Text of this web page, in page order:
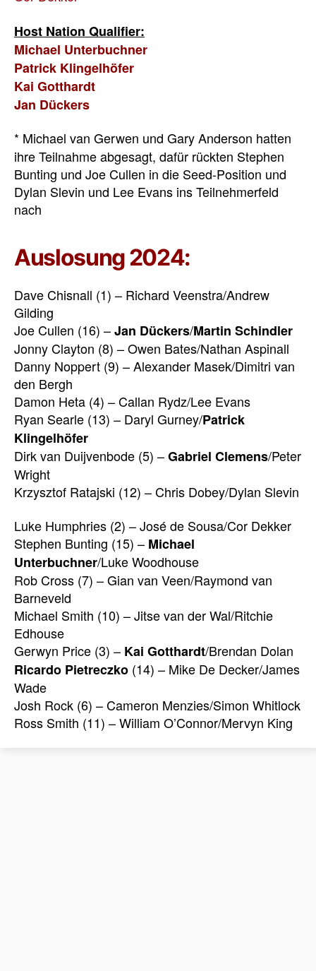
Host Nation Qualifier:
Michael Unterbuchner
Patrick Klingelhöfer
Kai Gotthardt
Jan Dückers
* Michael van Gerwen und Gary Anderson hatten
ihre Teilnahme abgesagt, dafür rückten Stephen
Bunting und Joe Cullen in die Seed-Position und
Dylan Slevin und Lee Evans ins Teilnehmerfeld
nach
Auslosung 2024:
Dave Chisnall (1) – Richard Veenstra/Andrew
Gilding
Joe Cullen (16) –Jan Dückers/Martin Schindler
Jonny Clayton (8) – Owen Bates/Nathan Aspinall
Danny Noppert (9) – Alexander Masek/Dimitri van
den Bergh
Damon Heta (4) – Callan Rydz/Lee Evans
Ryan Searle (13) – Daryl Gurney/Patrick
Klingelhöfer
Dirk van Duijvenbode (5) –Gabriel Clemens/Peter
Wright
Krzysztof Ratajski (12) – Chris Dobey/Dylan Slevin
Luke Humphries (2) – José de Sousa/Cor Dekker
Stephen Bunting (15) – Michael
Unterbuchner/Luke Woodhouse
Rob Cross (7) – Gian van Veen/Raymond van
Barneveld
Michael Smith (10) – Jitse van der Wal/Ritchie
Edhouse
Gerwyn Price (3) – Kai Gotthardt/Brendan Dolan
Ricardo Pietreczko (14) – Mike De Decker/James
Wade
Josh Rock (6) – Cameron Menzies/Simon Whitlock
Ross Smith (11) – William O’Connor/Mervyn King